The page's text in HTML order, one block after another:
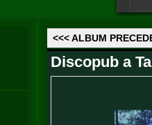
<<< ALBUM
Discopub a